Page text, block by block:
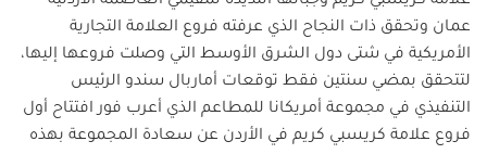
عمان وتحقق ذات النجاح الذي عرفته فروع العلامة التجارية
الأمريكية في شتى دول الشرق الأوسط التي وصلت فروعها إليها،
لتتحقق بمضي سنتين فقط توقعات أماربال سندو الرئيس
التنفيذي في مجموعة أمريكانا للمطاعم الذي أعرب فور افتتاح أول
فروع علامة كريسبي كريم في الأردن عن سعادة المجموعة بهذه